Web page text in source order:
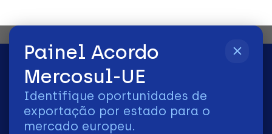
Painel Acordo
Mercosul-UE
Identifique oportunidades de
exportação por estado para o
mercado europeu.
2026 | © Todos os Direitos Reservados - ApexBrasil